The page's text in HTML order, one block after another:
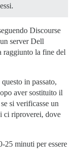
Discourse
server Dell
raggiunto la fine del
in passato,
aver sostituito il
si verificasse un
ci riproverei, dove
25 minuti per essere